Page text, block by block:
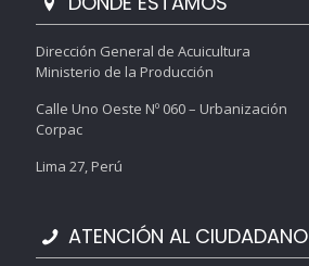
Dirección General de Acuicultura
Ministerio de la Producción
Calle Uno Oeste Nº 060 – Urbanización
Corpac
Lima 27, Perú
ATENCIÓN AL CIUDADANO